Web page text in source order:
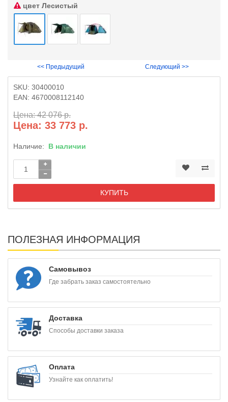
цвет Лесистый
<< Предыдущий Следующий >>
SKU: 30400010
EAN: 4670008112140
Цена: 42 076 р.
Цена: 33 773 р.
Наличие: В наличии
КУПИТЬ
ПОЛЕЗНАЯ ИНФОРМАЦИЯ
Самовывоз
Где забрать заказ самостоятельно
Доставка
Способы доставки заказа
Оплата
Узнайте как оплатить!